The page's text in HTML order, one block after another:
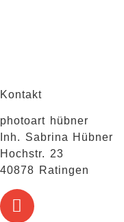
Kontakt
photoart hübner
Inh. Sabrina Hübner
Hochstr. 23
40878 Ratingen